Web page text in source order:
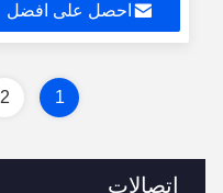
اتصالات
احصل على افضل
1
2